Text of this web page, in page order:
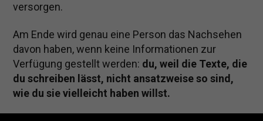
versorgen.
Am Ende wird genau eine Person das Nachsehen
davon haben, wenn keine Informationen zur
Verfügung gestellt werden: du, weil die Texte, die
du schreiben lässt, nicht ansatzweise so sind,
wie du sie vielleicht haben willst.